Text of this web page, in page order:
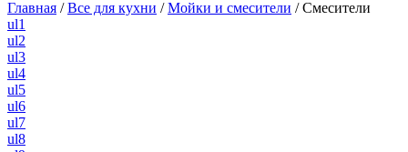
Главная /Все для кухни /Мойки и смесители /Смесители
ul1
ul2
ul3
ul4
ul5
ul6
ul7
ul8